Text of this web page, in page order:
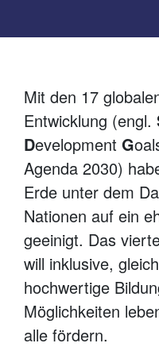
Mit den 17
Entwicklung (engl.
Development G
Agenda 2030)
Erde unter dem
Nationen auf ein
geeinigt. Das
will inklusive,
hochwertige
Möglichkeiten
alle fördern.